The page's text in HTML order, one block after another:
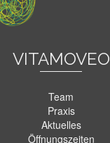
VITAMOVEO
Team
Praxis
Aktuelles
Öffnungszeiten